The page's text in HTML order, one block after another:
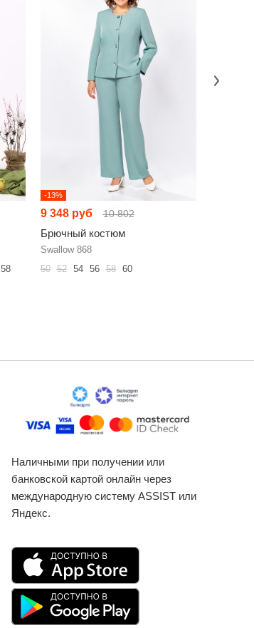
58
-13%
9 348 руб 10 802
Брючный костюм
Swallow 868
50 52 54 56 58 60
Наличными при получении или
банковской картой онлайн через
международную систему ASSIST или
Яндекс.